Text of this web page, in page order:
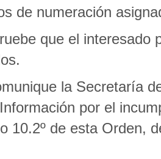
de numeración
que el interesado
la Secretaría
por el
10.2º de esta Orden,